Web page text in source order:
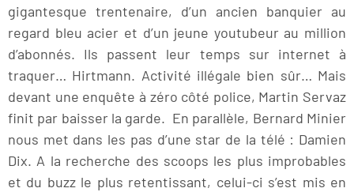
gigantesque trentenaire, d’un ancien banquier au
regard bleu acier et d’un jeune youtubeur au million
d’abonnés. Ils passent leur temps sur internet à
traquer… Hirtmann. Activité illégale bien sûr… Mais
devant une enquête à zéro côté police, Martin Servaz
finit par baisser la garde. En parallèle, Bernard Minier
nous met dans les pas d’une star de la télé : Damien
Dix. A la recherche des scoops les plus improbables
et du buzz le plus retentissant, celui-ci s’est mis en